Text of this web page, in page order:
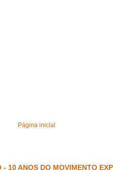
Página inicial
- 10 ANOS DO MOVIMENTO